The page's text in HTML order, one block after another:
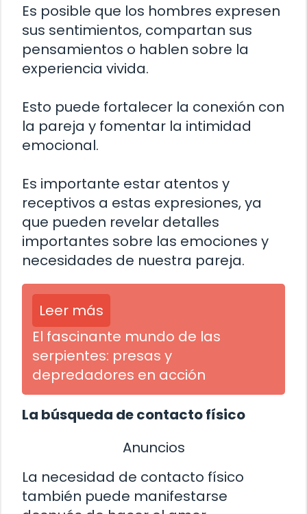
Es posible que los hombres expresen
sus sentimientos, compartan sus
pensamientos o hablen sobre la
experiencia vivida.
Esto puede fortalecer la conexión con
la pareja y fomentar la intimidad
emocional.
Es importante estar atentos y
receptivos a estas expresiones, ya
que pueden revelar detalles
importantes sobre las emociones y
necesidades de nuestra pareja.
Leer más
El fascinante mundo de las
serpientes: presas y
depredadores en acción
La búsqueda de contacto físico
Anuncios
La necesidad de contacto físico
también puede manifestarse